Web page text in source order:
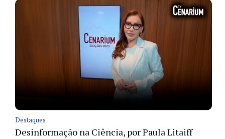
Destaques
Desinformação na Ciência, por Paula Litaiff